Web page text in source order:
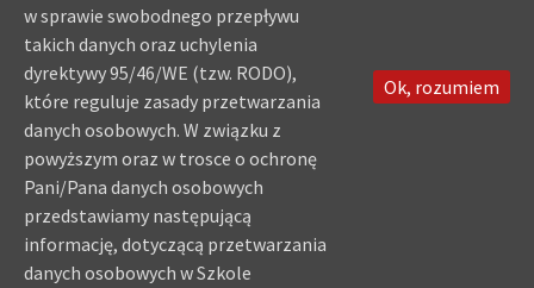
+Rok 2006/2007
+Rok 2005/2006
Najnowsze komentarze
KGW Kieljany-Festyn z „Jarzębinkami”
Sebastian-Filmowa Gra Miejska – zbierz ekipę i dołącz
NSP-Trzy stypendystki z radziłowskiej szkoły
WallViews.com-Wycieczka do Warszawy
w sprawie swobodnego przepływu
takich danych oraz uchylenia
dyrektywy 95/46/WE (tzw. RODO),
które reguluje zasady przetwarzania
danych osobowych. W związku z
powyższym oraz w trosce o ochronę
Pani/Pana danych osobowych
przedstawiamy następującą
informację, dotyczącą przetwarzania
danych osobowych w Szkole
Ok, rozumiem